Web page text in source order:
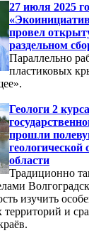
27 июля 2025
провел
раздельном
Параллельно
пластиковых
Геологи 2
прошли
области
Традиционно
изучить
территорий и